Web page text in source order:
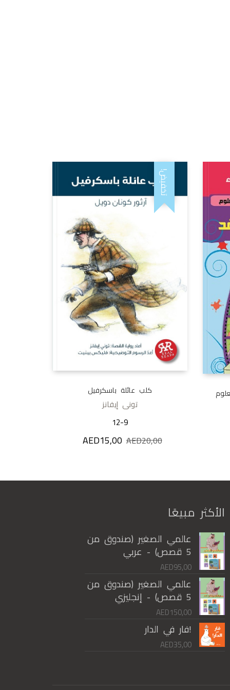
تخفيض!
كلب عائلة باسكرفيل
تونى إيفانز
12-9
AED20,00 السعر الأصلي هو: AED20,00.
AED15,00 السعر الحالي هو: AED15,00.
الأكثر مبيعًا
عالمي الصغير (صندوق من
5 قصص) - عربي
AED95,00
عالمي الصغير (صندوق من
5 قصص) - إنجليزي
AED150,00
!فار في الدار
AED35,00